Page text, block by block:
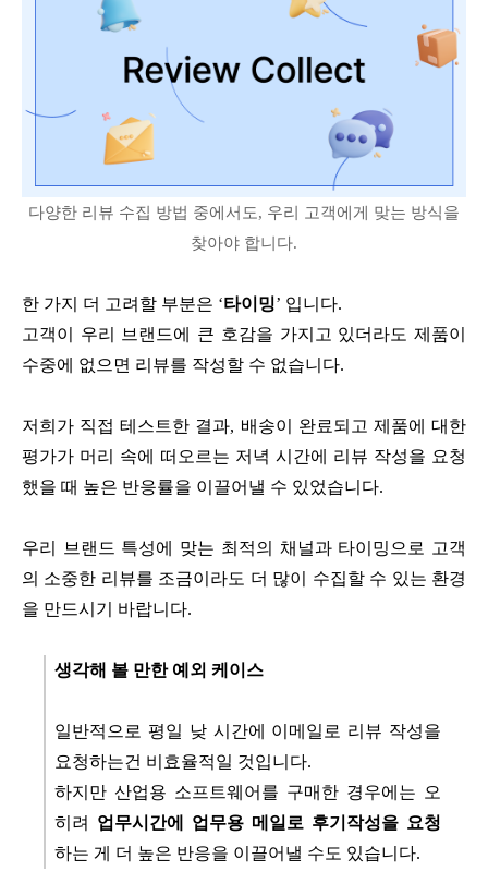
다양한 리뷰 수집 방법 중에서도, 우리 고객에게 맞는 방식을
찾아야 합니다.
한 가지 더 고려할 부분은 ‘타이밍’ 입니다.
고객이 우리 브랜드에 큰 호감을 가지고 있더라도 제품이
수중에 없으면 리뷰를 작성할 수 없습니다.
저희가 직접 테스트한 결과, 배송이 완료되고 제품에 대한
평가가 머리 속에 떠오르는 저녁 시간에 리뷰 작성을 요청
했을 때 높은 반응률을 이끌어낼 수 있었습니다.
우리 브랜드 특성에 맞는 최적의 채널과 타이밍으로 고객
의 소중한 리뷰를 조금이라도 더 많이 수집할 수 있는 환경
을 만드시기 바랍니다.
생각해 볼 만한 예외 케이스
일반적으로 평일 낮 시간에 이메일로 리뷰 작성을
요청하는건 비효율적일 것입니다.
하지만 산업용 소프트웨어를 구매한 경우에는 오
히려
업무시간에 업무용 메일로 후기작성을 요청
하는 게 더 높은 반응을 이끌어낼 수도 있습니다.